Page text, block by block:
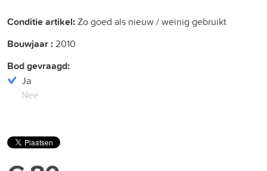
Conditie artikel:Zo goed als nieuw / weinig gebruikt
Bouwjaar :2010
Bod gevraagd:
Ja
Nee